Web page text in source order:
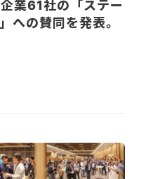
業61社の「ステー
への賛同を発表。